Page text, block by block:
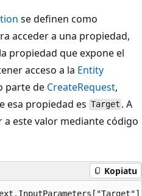
se definen como
acceder a una propiedad,
propiedad que expone el
acceso a la Entity
parte de CreateRequest,
esa propiedad es Target . A
este valor mediante código
Kopiatu